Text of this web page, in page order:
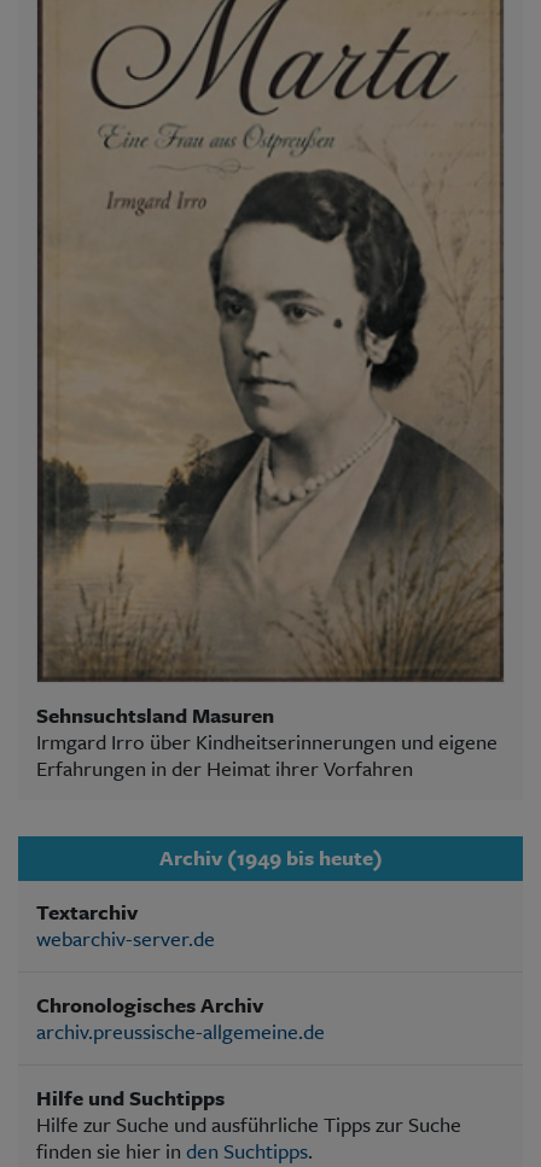
Sehnsuchtsland Masuren
Irmgard Irro über Kindheitserinnerungen und eigene
Erfahrungen in der Heimat ihrer Vorfahren
Archiv (1949 bis heute)
Textarchiv
webarchiv-server.de
Chronologisches Archiv
archiv.preussische-allgemeine.de
Hilfe und Suchtipps
Hilfe zur Suche und ausführliche Tipps zur Suche
finden sie hier in den Suchtipps.